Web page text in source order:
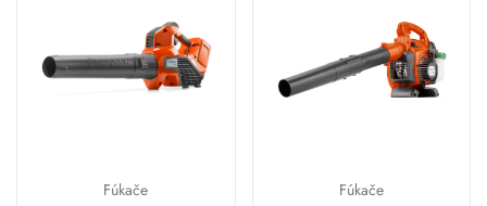
Fúkače
Fúkače